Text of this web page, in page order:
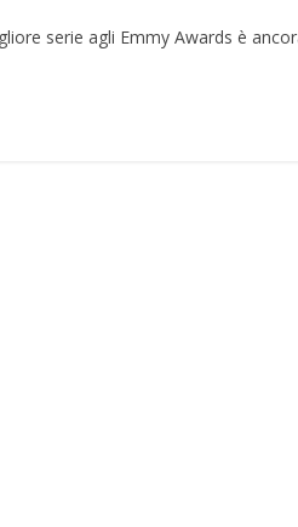
serie agli Emmy Awards è